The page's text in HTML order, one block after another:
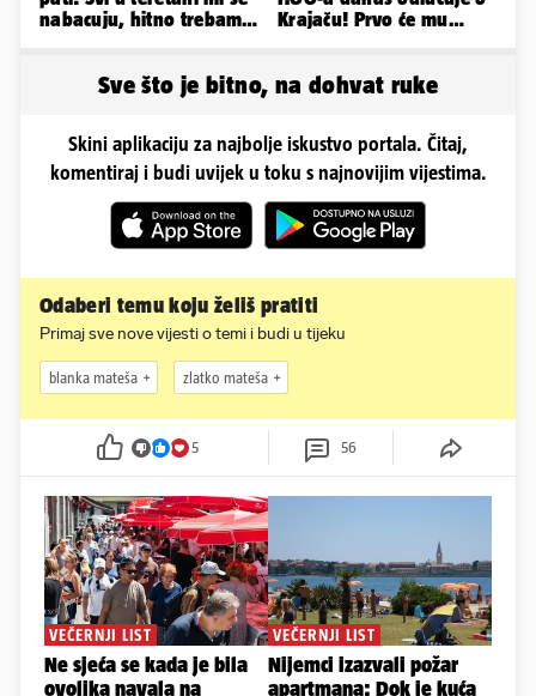
nabacuju, hitno trebam
Krajaču! Prvo će mu
Sve što je bitno, na dohvat ruke
Skini aplikaciju za najbolje iskustvo portala. Čitaj,
komentiraj i budi uvijek u toku s najnovijim vijestima.
Odaberi temu koju želiš pratiti
Primaj sve nove vijesti o temi i budi u tijeku
blanka mateša zlatko mateša
5 56